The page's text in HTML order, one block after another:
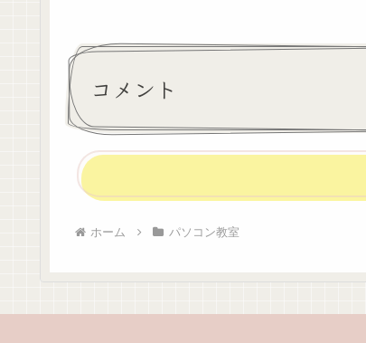
コメント
ホーム パソコン教室